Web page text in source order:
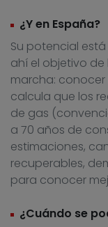
¿Y en España?
Su potencial
ahí el objetivo
marcha: conocer
calcula que los
de gas
a 70 años de
estimaciones,
recuperables,
para conocer
¿Cuándo se